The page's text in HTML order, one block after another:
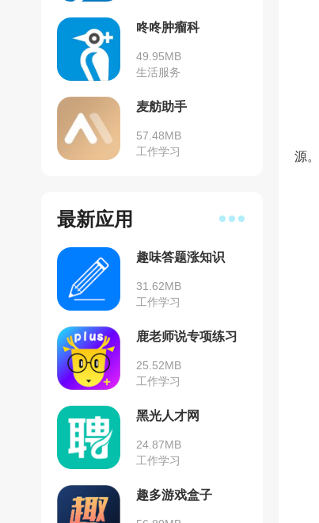
咚咚肿瘤科
49.95MB
生活服务
麦舫助手
57.48MB
工作学习
最新应用
趣味答题涨知识
31.62MB
工作学习
鹿老师说专项练习
25.52MB
工作学习
黑光人才网
24.87MB
工作学习
趣多游戏盒子
源。